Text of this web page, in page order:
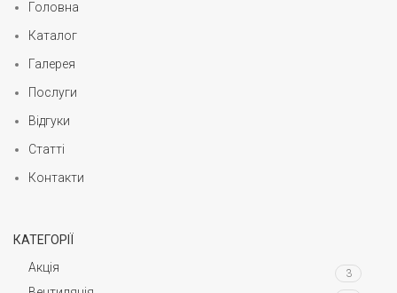
Головна
Каталог
Галерея
Послуги
Відгуки
Статті
Контакти
КАТЕГОРІЇ
Акція
3